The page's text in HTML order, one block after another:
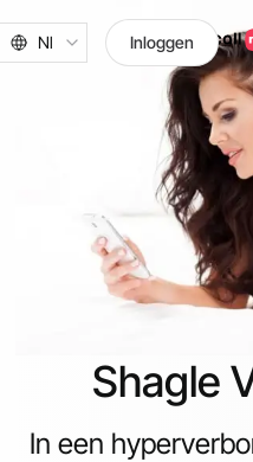
Shagle
In een
Nl Inloggen